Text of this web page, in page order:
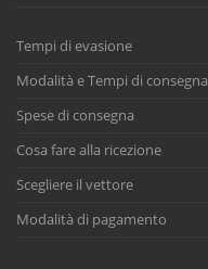
Tempi di evasione
Modalità e Tempi di consegna
Spese di consegna
Cosa fare alla ricezione
Scegliere il vettore
Modalità di pagamento